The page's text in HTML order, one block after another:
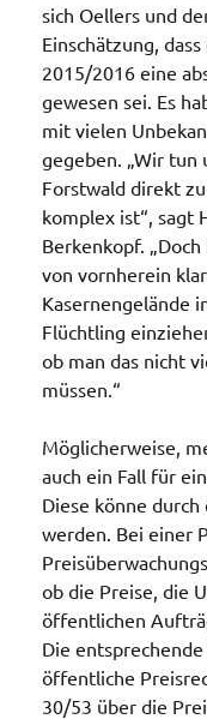
sich Oellers und
Einschätzung,
2015/2016 eine
gewesen sei. Es
mit vielen
gegeben. „Wir tun
Forstwald direkt
komplex ist“, sagt
Berkenkopf.
von vornherein
Kasernengelände
Flüchtling
ob man das nicht
müssen.“
Möglicherweise,
auch ein Fall für
Diese könne
werden. Bei einer
ob die Preise, die
öffentlichen
Die
öffentliche
30/53 über die